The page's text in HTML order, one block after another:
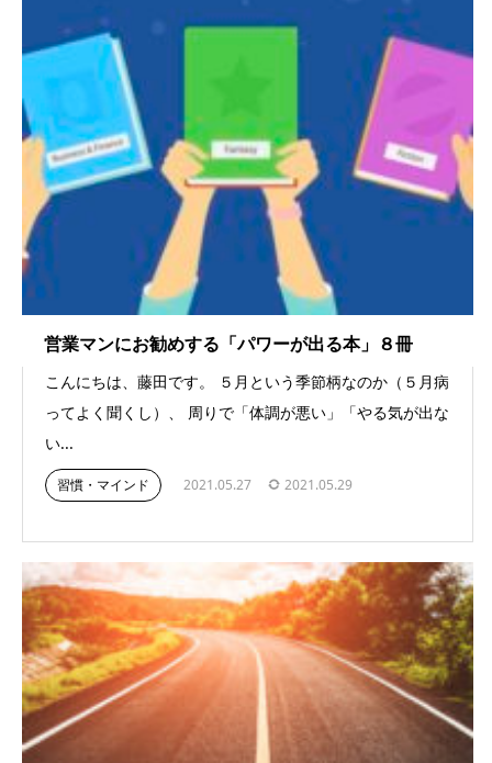
営業マンにお勧めする「パワーが出る本」８冊
こんにちは、藤田です。 ５月という季節柄なのか（５月病
ってよく聞くし）、 周りで「体調が悪い」「やる気が出な
い...
習慣・マインド 2021.05.27 2021.05.29